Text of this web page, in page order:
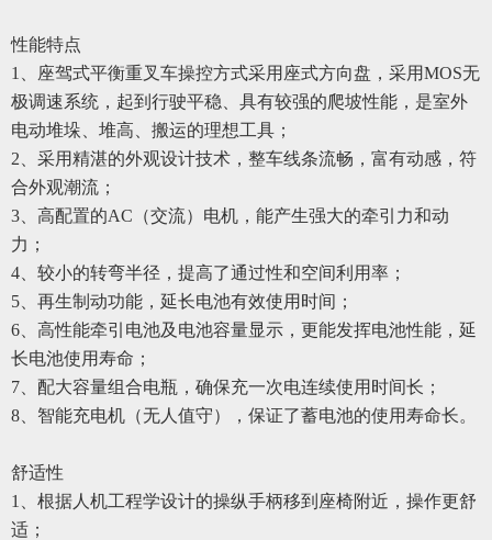
性能特点
1
、座驾式平衡重叉车操控方式采用座式方向盘，采用MOS无
极调速系统，起到行驶平稳、具有较强的爬坡性能，是室外
电动堆垛、堆高、搬运的理想工具；
2 、采用精湛的外观设计技术，整车线条流畅，富有动感，符
合外观潮流；
3 、高配置的AC（交流）电机，能产生强大的牵引力和动
力；
4 、较小的转弯半径，提高了通过性和空间利用率；
5 、再生制动功能，延长电池有效使用时间；
6 、高性能牵引电池及电池容量显示，更能发挥电池性能，延
长电池使用寿命；
7 、配大容量组合电瓶，确保充一次电连续使用时间长；
8 、智能充电机（无人值守），保证了蓄电池的使用寿命长。
舒适性
1
、根据人机工程学设计的操纵手柄移到座椅附近，操作更舒
适；